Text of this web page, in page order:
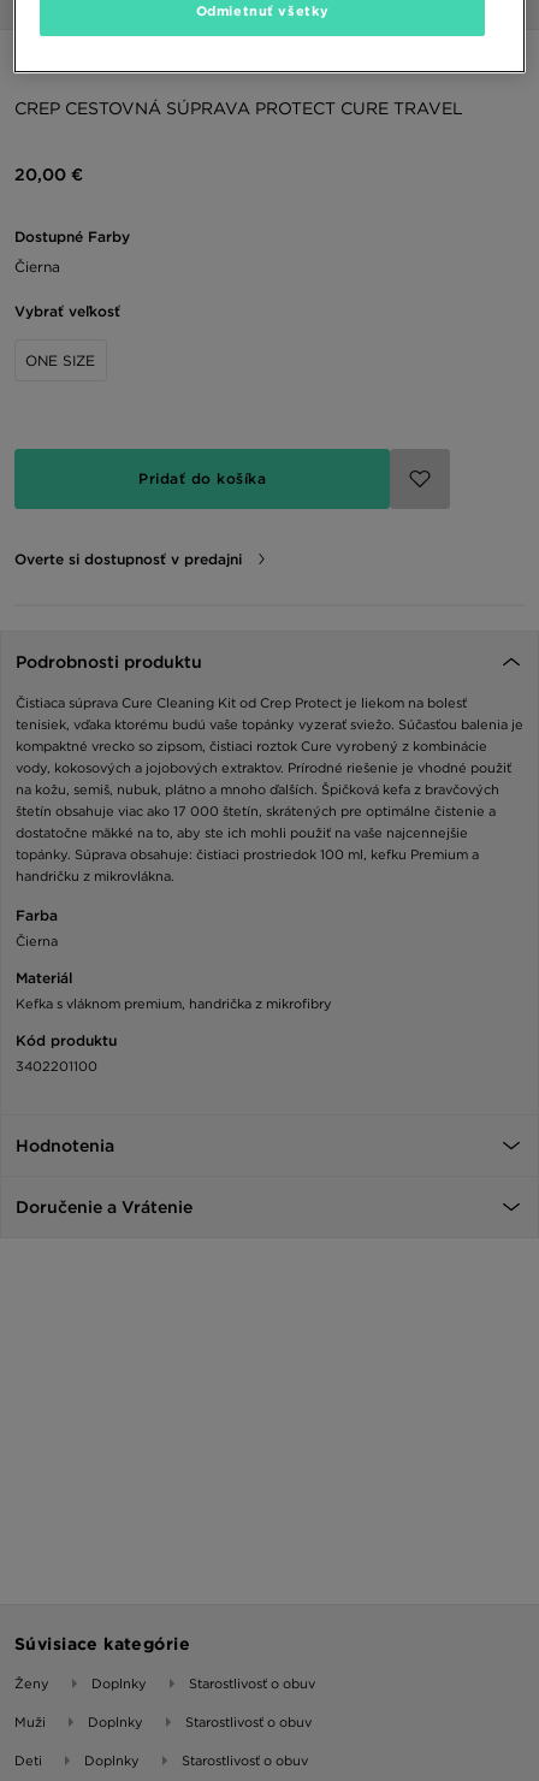
CREP CESTOVNÁ SÚPRAVA PROTECT CURE TRAVEL
20,00 €
Dostupné Farby
Čierna
Vybrať veľkosť
ONE SIZE
Pridať do košíka
Overte si dostupnosť v predajni
Podrobnosti produktu
Čistiaca súprava Cure Cleaning Kit od Crep Protect je liekom na bolesť
tenisiek, vďaka ktorému budú vaše topánky vyzerať sviežo. Súčasťou balenia je
kompaktné vrecko so zipsom, čistiaci roztok Cure vyrobený z kombinácie
vody, kokosových a jojobových extraktov. Prírodné riešenie je vhodné použiť
na kožu, semiš, nubuk, plátno a mnoho ďalších. Špičková kefa z bravčových
štetín obsahuje viac ako 17 000 štetín, skrátených pre optimálne čistenie a
dostatočne mäkké na to, aby ste ich mohli použiť na vaše najcennejšie
topánky. Súprava obsahuje: čistiaci prostriedok 100 ml, kefku Premium a
handričku z mikrovlákna.
Farba
Čierna
Materiál
Kefka s vláknom premium, handrička z mikrofibry
Kód produktu
3402201100
Hodnotenia
Doručenie a Vrátenie
Súvisiace kategórie
Ženy Doplnky Starostlivosť o obuv
Muži Doplnky Starostlivosť o obuv
Deti Doplnky Starostlivosť o obuv
Odmietnuť všetky